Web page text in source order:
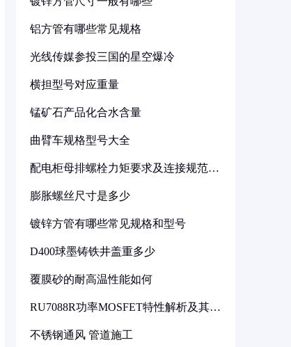
铝方管有哪些常见规格
光线传媒参投三国的星空爆冷
横担型号对应重量
锰矿石产品化合水含量
曲臂车规格型号大全
配电柜母排螺栓力矩要求及连接规范详
膨胀螺丝尺寸是多少
镀锌方管有哪些常见规格和型号
D400球墨铸铁井盖重多少
覆膜砂的耐高温性能如何
RU7088R功率MOSFET特性解析及其在
不锈钢通风 管道施工